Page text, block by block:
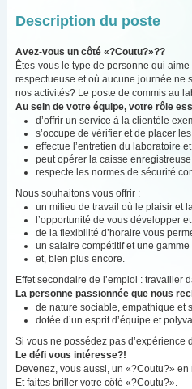
Description du poste
Avez-vous un côté «?Coutu?»??
Êtes-vous le type de personne qui
respectueuse et où aucune journée ne
nos activités? Le poste de commis au
Au sein de votre équipe, votre rôle
d’offrir un service à la clientèle
s’occupe de vérifier et de placer
effectue l’entretien du laboratoire
peut opérer la caisse
respecte les normes de sécurité
Nous souhaitons vous offrir :
un milieu de travail où le plaisir et
l’opportunité de vous développer
de la flexibilité d’horaire vous
un salaire compétitif et une
et, bien plus encore.
Effet secondaire de l’emploi : travailler
La personne passionnée que nous
de nature sociable, empathique et
dotée d’un esprit d’équipe et
Si vous ne possédez pas d’expérience
Le défi vous intéresse?!
Devenez, vous aussi, un «?Coutu?»
Et faites briller votre côté «?Coutu?».